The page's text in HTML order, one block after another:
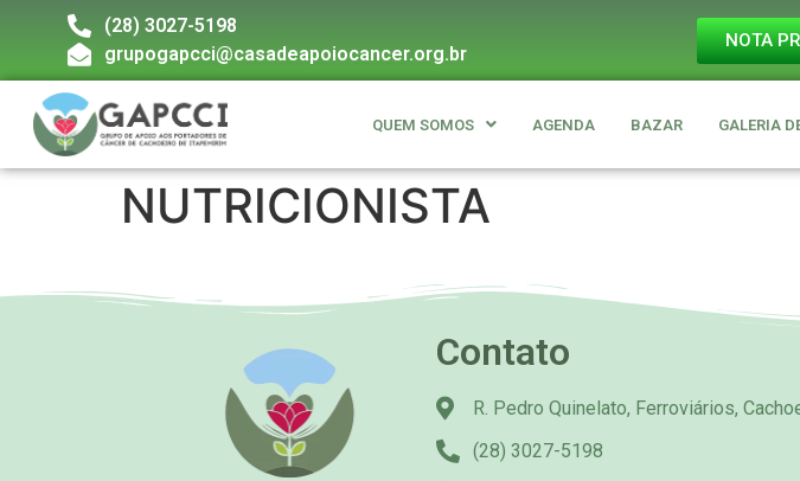
(28) 3027-5198
grupogapcci@casadeapoiocancer.org.br
NOTA
QUEM SOMOS AGENDA BAZAR GALERIA
NUTRICIONISTA
Contato
R. Pedro Quinelato, Ferroviários,
(28) 3027-5198